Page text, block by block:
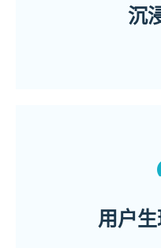
沉
用家能
用户
心率变异性
呼